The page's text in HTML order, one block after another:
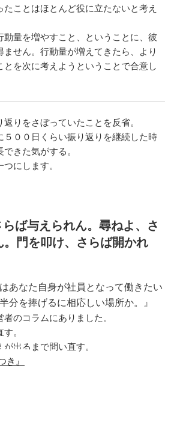
たことはほとんど役に立たないと考え
動量を増やすこと、ということに、彼
ません。行動量が増えてきたら、より
とを次に考えようということで合意し
りをさぼっていたことを反省。
５００日くらい振り返りを継続した時
きた気がする。
にします。
らば与えられん。尋ねよ、さ
。門を叩け、さらば開かれ
あなた自身が社員となって働きたい
分を捧げるに相応しい場所か。』
のコラムにありました。
。
出るまで問い直す。